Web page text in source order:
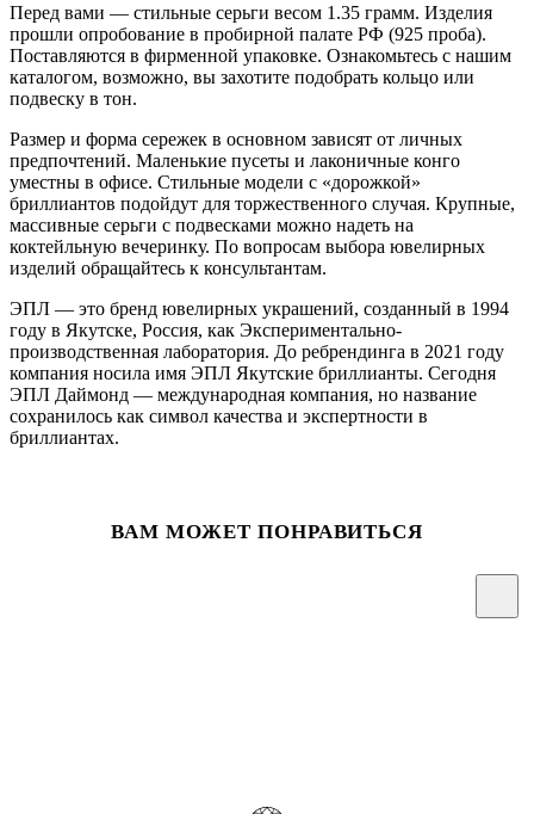
Перед вами — стильные серьги весом 1.35 грамм. Изделия
прошли опробование в пробирной палате РФ (925 проба).
Поставляются в фирменной упаковке. Ознакомьтесь с нашим
каталогом, возможно, вы захотите подобрать кольцо или
подвеску в тон.
Размер и форма сережек в основном зависят от личных
предпочтений. Маленькие пусеты и лаконичные конго
уместны в офисе. Стильные модели с «дорожкой»
бриллиантов подойдут для торжественного случая. Крупные,
массивные серьги с подвесками можно надеть на
коктейльную вечеринку. По вопросам выбора ювелирных
изделий обращайтесь к консультантам.
ЭПЛ — это бренд ювелирных украшений, созданный в 1994
году в Якутске, Россия, как Экспериментально-
производственная лаборатория. До ребрендинга в 2021 году
компания носила имя ЭПЛ Якутские бриллианты. Сегодня
ЭПЛ Даймонд — международная компания, но название
сохранилось как символ качества и экспертности в
бриллиантах.
ВАМ МОЖЕТ ПОНРАВИТЬСЯ